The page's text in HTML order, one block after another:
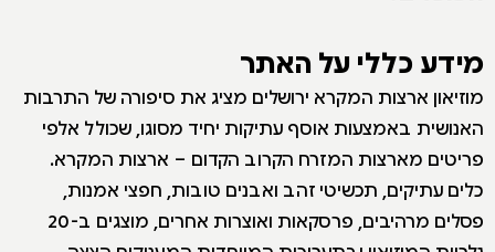
מידע כללי על האתר
מוזיאון ארצות המקרא ירושלים מציג את סיפורה של התרבות
האנושית באמצעות אוסף עתיקות יחיד מסוגו, שכולל אלפי
פריטים מארצות המזרח הקרוב הקדום – ארצות המקרא.
כלים עתיקים, תכשיטי זהב ואבנים טובות, חפצי אמנות,
פסלים מרהיבים, פרסקאות ואוצרות אחרים, מוצגים ב-20